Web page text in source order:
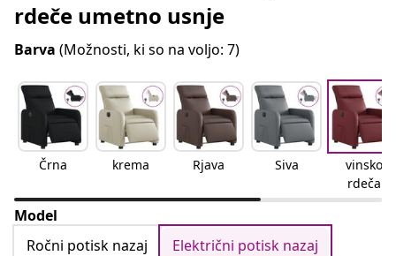
rdeče umetno usnje
Barva (Možnosti, ki so na voljo: 7)
Črna krema Rjava Siva
vinsko
rdeča
Model
Ročni potisk nazaj
Električni potisk nazaj